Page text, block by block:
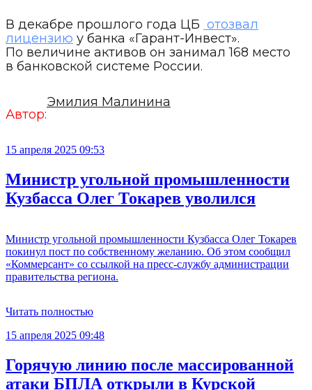
В декабре прошлого года ЦБ отозвал
лицензию у банка «Гарант-Инвест».
По величине активов он занимал 168 место
в банковской системе России.
Автор:
Эмилия Малинина
15 апреля 2025 09:53
Министр угольной промышленности
Кузбасса Олег Токарев уволился
Министр угольной промышленности Кузбасса Олег Токарев
покинул пост по собственному желанию. Об этом сообщил
«Коммерсант» со ссылкой на пресс-службу администрации
правительства региона.
Читать полностью
15 апреля 2025 09:48
Горячую линию после массированной
атаки БПЛА открыли в Курской